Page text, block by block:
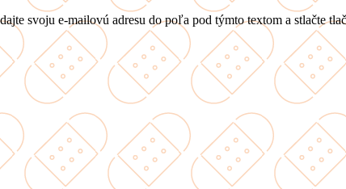
svoju e-mailovú adresu do poľa pod týmto textom a stlačte